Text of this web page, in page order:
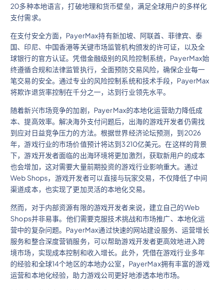
20多种本地语言，打破地理和货币壁垒，满足全球用户的多样化
支付需求。
在支付安全方面，PayerMax持有新加坡、阿联酋、菲律宾、泰
国、印尼、中国香港等关键市场监管机构颁发的许可证，以及全
球银行的官方认证。凭借金融级别的风险控制系统，PayerMax始
终遵循合规和法律监管执行，全面预防交易风险，确保企业每一
笔交易的安全。通过专业的风险控制系统和技术手段，PayerMax
将欺诈退货率控制在千分之一，达到行业领先水平。
随着新兴市场竞争的加剧，PayerMax的本地化运营助力降低成
本、提高效率。解决海外支付问题后，出海的游戏开发者仍需找
到应对日益竞争压力的方法。根据世界经济论坛预测，到2026
年，游戏行业的市场价值预计将达到3210亿美元。在这样的背景
下，游戏开发者面临的出海环境将更加激烈，获取新用户的成本
也会增加，这对需要大量前期投资的游戏行业影响重大。通过
Web Shops，游戏开发者可以直接与玩家交易，不仅降低了中间
渠道成本，也实现了更加灵活的本地化交易。
然而，对于内部资源有限的游戏开发者来说，建立自己的Web
Shops并非易事。他们需要克服技术挑战和市场推广、本地化运
营中的复杂问题。PayerMax通过快速的网站建设服务、运营增长
服务和整合深度营销服务，可以帮助游戏开发者更高效地进入跨
境市场，实现成本控制和收入增长。此外，凭借在游戏行业多年
的经验和全球14个地区的本地办公室，PayerMax拥有丰富的游戏
运营和本地化经验，助力游戏公司更好地渗透本地市场。